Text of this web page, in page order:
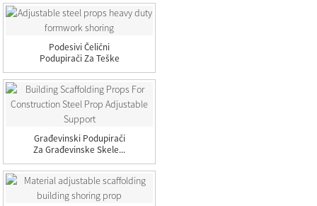
Podesivi Čelični
Podupirači Za Teške
Uvjete Oplate
Građevinski Podupirači
Za Građevinske Skele...